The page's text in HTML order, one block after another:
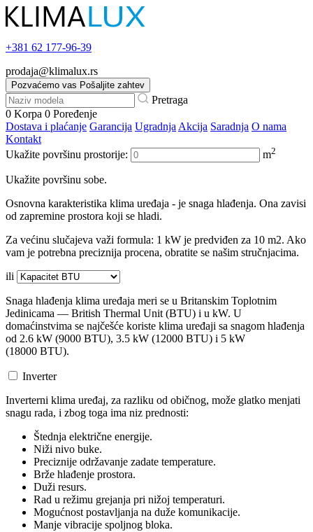
+381 62 177-96-39
prodaja@klimalux.rs
Pozvaćemo vas Pošaljite zahtev
Pretraga
0 Korpa 0 Poređenje
Dostava i plaćanje Garancija Ugradnja Akcija Saradnja O nama
Kontakt
Ukažite površinu prostorije:
m2
Ukažite površinu sobe.
Osnovna karakteristika klima uređaja - je snaga hlađenja. Ona zavisi
od zapremine prostora koji se hladi.
Za većinu slučajeva važi formula: 1 kW je predviđen za 10 m2. Ako
vam je potrebna preciznija procena, obratite se našim stručnjacima.
ili
Snaga hlađenja klima uređaja meri se u Britanskim Toplotnim
Jedinicama — British Thermal Unit (BTU) i u kW. U
domaćinstvima se najčešće koriste klima uređaji sa snagom hlađenja
od 2.6 kW (9000 BTU), 3.5 kW (12000 BTU) i 5 kW
(18000 BTU).
Inverter
Inverterni klima uređaj, za razliku od običnog, može glatko menjati
snagu rada, i zbog toga ima niz prednosti:
Štednja električne energije.
Niži nivo buke.
Preciznije održavanje zadate temperature.
Brže hlađenje prostora.
Duži resurs.
Rad u režimu grejanja pri nižoj temperaturi.
Mogućnost postavljanja na duže komunikacije.
Manje vibracije spoljnog bloka.